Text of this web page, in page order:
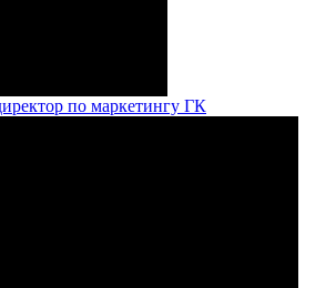
по маркетингу ГК